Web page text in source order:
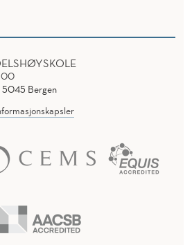
00
5045 Bergen